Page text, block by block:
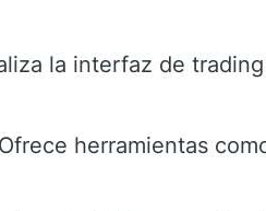
la interfaz de
Ofrece herramientas